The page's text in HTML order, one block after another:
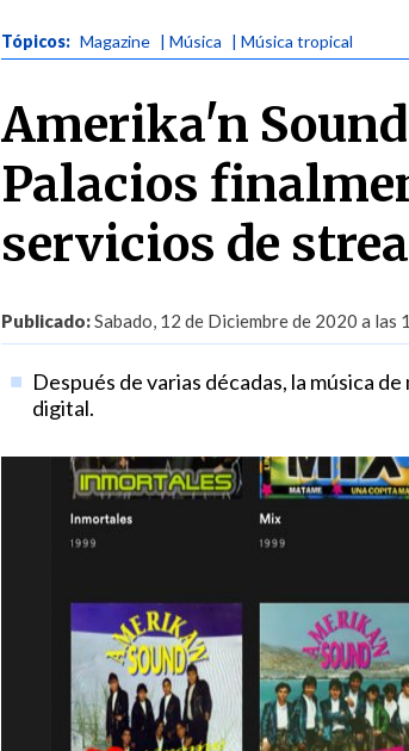
Tópicos: Magazine | Música | Música tropical
Amerika'n
Palacios
servicios de
Publicado:Sabado, 12 de Diciembre de 2020 a las
Después de varias décadas, la música
digital.